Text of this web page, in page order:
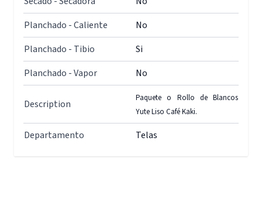
Planchado - Caliente
No
Planchado - Tibio
Si
Planchado - Vapor
No
Description
Paquete o Rollo de Blancos
Yute Liso Café Kaki.
Departamento Telas